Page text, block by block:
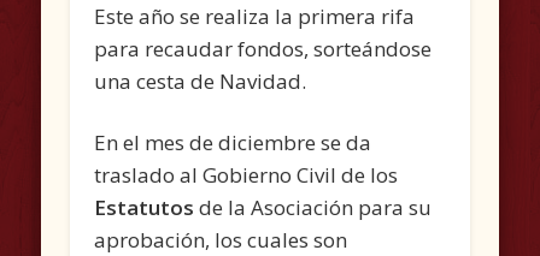
Este año se realiza la primera rifa
para recaudar fondos, sorteándose
una cesta de Navidad.
En el mes de diciembre se da
traslado al Gobierno Civil de los
Estatutos de la Asociación para su
aprobación, los cuales son